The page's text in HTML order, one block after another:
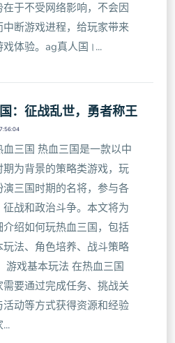
在于不受网络影响，不会因
中断游戏进程，给玩家带来
戏体验。ag真人国।...
：征战乱世，勇者称王
血三国 热血三国是一款以中
期为背景的策略类游戏，玩
演三国时期的名将，参与各
征战和政治斗争。本文将为
介绍如何玩热血三国，包括
玩法、角色培养、战斗策略
游戏基本玩法 在热血三国
需要通过完成任务、挑战关
活动等方式获得资源和经验